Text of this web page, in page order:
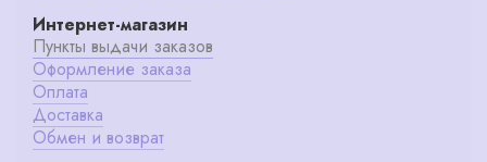
Интернет-магазин
Пункты выдачи заказов
Оформление заказа
Оплата
Доставка
Обмен и возврат